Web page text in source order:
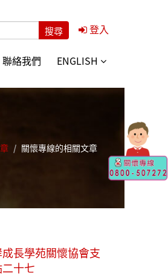
登入
聯絡我們 ENGLISH
/ 關懷專線的相關文章
長學苑關懷協會支
十七